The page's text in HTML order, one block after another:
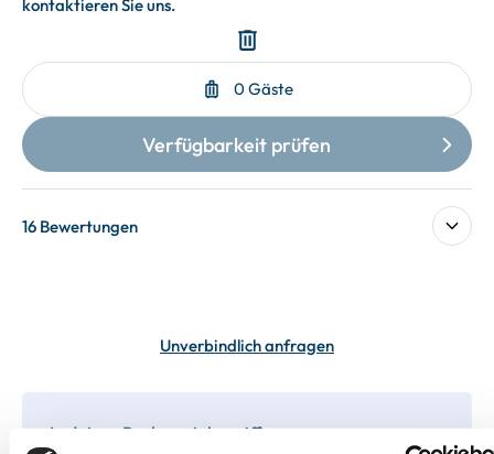
16 Bewertungen
Unverbindlich anfragen
In deiner Buchung inbegriffen